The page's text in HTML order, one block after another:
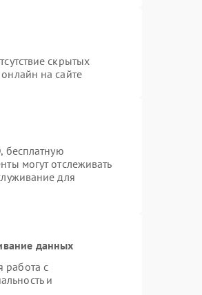
скрытых
на сайте
бесплатную
могут отслеживать
для
данных
работа с
и